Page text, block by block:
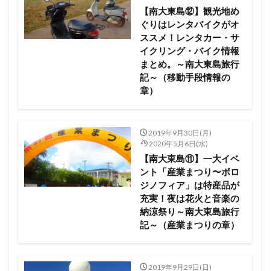
【南大東島⑫】観光地め
ぐりはレンタバイクがオ
ススメ！レンタカー・サ
イクリング・バイク情報
まとめ。～南大東島旅行
記～（移動手段情報の
章）
2019年9月30日(月)
2020年5月6日(水)
【南大東島⑪】一大イベ
ント「産業まつり〜ボロ
ジノフィア」は特産品が
充実！夜は花火と音楽の
納涼祭り～南大東島旅行
記～（産業まつりの章）
2019年9月29日(日)